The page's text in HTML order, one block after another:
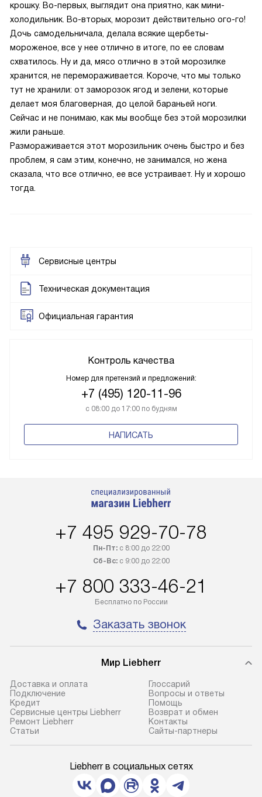
крошку. Во-первых, выглядит она приятно, как мини-
холодильник. Во-вторых, морозит действительно ого-го!
Дочь самодельничала, делала всякие щербеты-
мороженое, все у нее отлично в итоге, по ее словам
схватилось. Ну и да, мясо отлично в этой морозилке
хранится, не перемораживается. Короче, что мы только
тут не хранили: от заморозок ягод и зелени, которые
делает моя благоверная, до целой бараньей ноги.
Сейчас и не понимаю, как мы вообще без этой морозилки
жили раньше.
Размораживается этот морозильник очень быстро и без
проблем, я сам этим, конечно, не занимался, но жена
сказала, что все отлично, ее все устраивает. Ну и хорошо
тогда.
Сервисные центры
Техническая документация
Официальная гарантия
Контроль качества
Номер для претензий и предложений:
+7 (495) 120-11-96
с 08:00 до 17:00 по будням
НАПИСАТЬ
+7 495 929-70-78
Пн-Пт:с 8:00 до 22:00
Сб-Вс:с 9:00 до 22:00
+7 800 333-46-21
Бесплатно по России
Заказать звонок
Мир Liebherr
Доставка и оплата
Подключение
Кредит
Сервисные центры Liebherr
Ремонт Liebherr
Cтатьи
Глоссарий
Вопросы и ответы
Помощь
Возврат и обмен
Контакты
Сайты-партнеры
Liebherr в социальных сетях